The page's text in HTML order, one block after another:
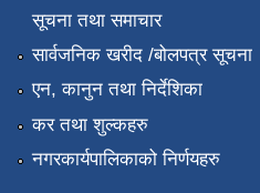
सूचना तथा समाचार
सार्वजनिक खरीद /बोलपत्र सूचना
एन, कानुन तथा निर्देशिका
कर तथा शुल्कहरु
नगरकार्यपालिकाको निर्णयहरु